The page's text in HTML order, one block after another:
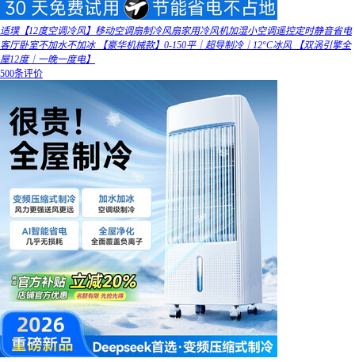
适璞【12度空调冷风】移动空调扇制冷风扇家用冷风机加湿小空调遥控定时静音省电
客厅卧室不加水不加冰 【豪华机械款】0-150平｜超导制冷｜12°C冰风 【双涡引擎全
屋12度｜一晚一度电】
500条评价